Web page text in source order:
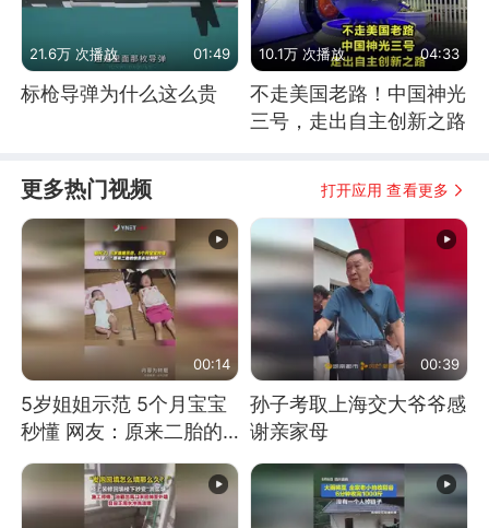
21.6万 次播放 01:49
标枪导弹为什么这么贵
10.1万 次播放 04:33
不走美国老路！中国神光
三号，走出自主创新之路
更多热门视频 打开应用 查看更多
00:14
5岁姐姐示范 5个月宝宝
秒懂 网友：原来二胎的
快乐长这样
00:39
孙子考取上海交大爷爷感
谢亲家母